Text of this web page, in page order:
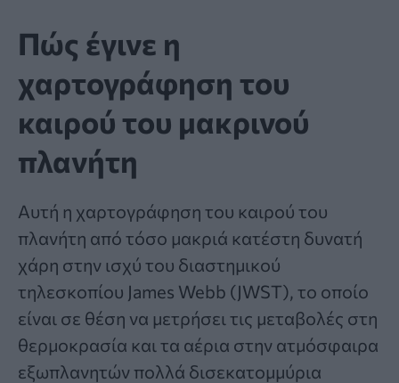
Πώς έγινε η
χαρτογράφηση του
καιρού του μακρινού
πλανήτη
Αυτή η χαρτογράφηση του καιρού του
πλανήτη από τόσο μακριά κατέστη δυνατή
χάρη στην ισχύ του διαστημικού
τηλεσκοπίου James Webb (JWST), το οποίο
είναι σε θέση να μετρήσει τις μεταβολές στη
θερμοκρασία και τα αέρια στην ατμόσφαιρα
εξωπλανητών πολλά δισεκατομμύρια